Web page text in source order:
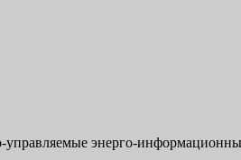
энерго-